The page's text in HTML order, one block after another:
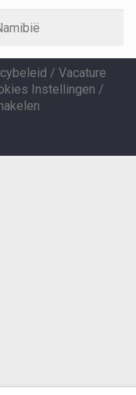
/ Vacature
Instellingen /